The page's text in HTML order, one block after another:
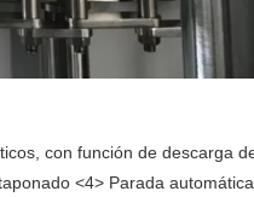
con función de descarga
<4> Parada